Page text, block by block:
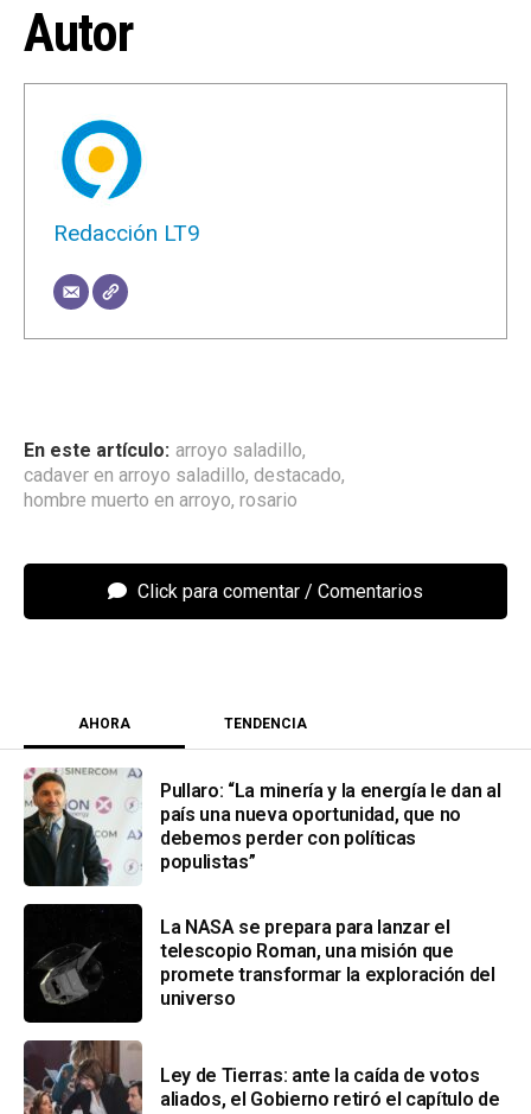
Autor
Redacción LT9
arroyo saladillo,
cadaver en arroyo saladillo, destacado,
hombre muerto en arroyo, rosario
Click para comentar
AHORA TENDENCIA
Pullaro: “La minería y la energía le dan al
país una nueva oportunidad, que no
debemos perder con políticas
populistas”
La NASA se prepara para lanzar el
telescopio Roman, una misión que
promete transformar la exploración del
universo
Ley de Tierras: ante la caída de votos
aliados, el Gobierno retiró el capítulo de